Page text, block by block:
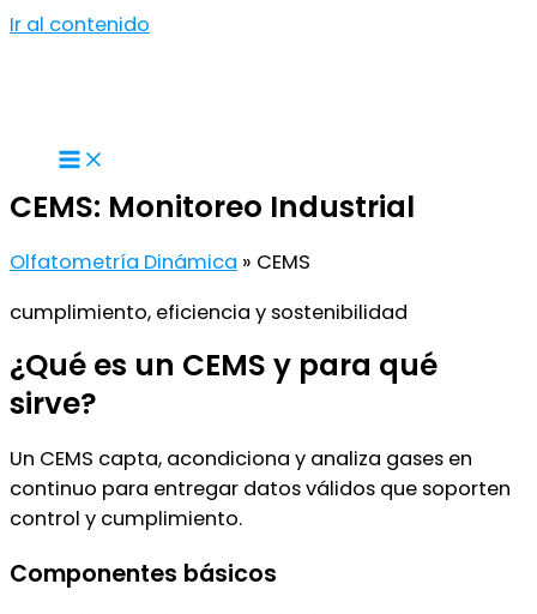
Ir al contenido
CEMS: Monitoreo Industrial
Olfatometría Dinámica » CEMS
cumplimiento, eficiencia y sostenibilidad
¿Qué es un CEMS y para qué
sirve?
Un CEMS capta, acondiciona y analiza gases en
continuo para entregar datos válidos que soporten
control y cumplimiento.
Componentes básicos